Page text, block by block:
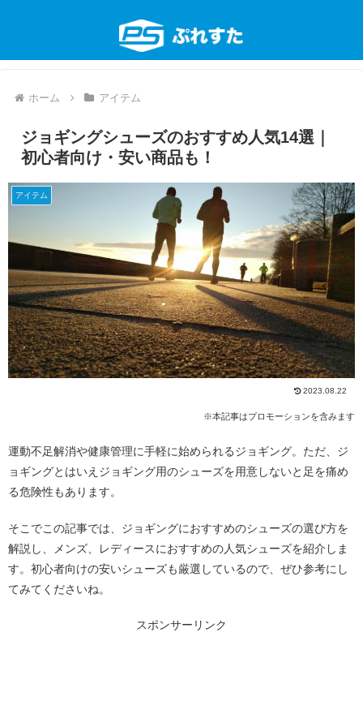
ホーム アイテム
ジョギングシューズのおすすめ人気14選｜
初心者向け・安い商品も！
アイテム
2023.08.22
※本記事はプロモーションを含みます
運動不足解消や健康管理に手軽に始められるジョギング。ただ、ジ
ョギングとはいえジョギング用のシューズを用意しないと足を痛め
る危険性もあります。
そこでこの記事では、ジョギングにおすすめのシューズの選び方を
解説し、メンズ、レディースにおすすめの人気シューズを紹介しま
す。初心者向けの安いシューズも厳選しているので、ぜひ参考にし
てみてくださいね。
スポンサーリンク